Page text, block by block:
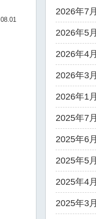
2026年7月
2026年5月
2026年4月
2026年3月
2026年1月
2025年7月
2025年6月
2025年5月
2025年4月
2025年3月